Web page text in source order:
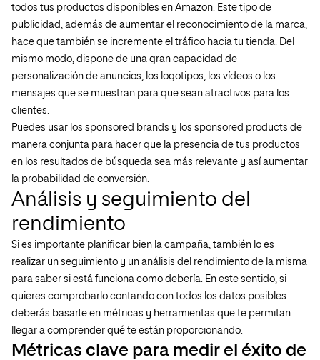
todos tus productos disponibles en Amazon. Este tipo de
publicidad, además de aumentar el reconocimiento de la marca,
hace que también se incremente el tráfico hacia tu tienda. Del
mismo modo, dispone de una gran capacidad de
personalización de anuncios, los logotipos, los vídeos o los
mensajes que se muestran para que sean atractivos para los
clientes.
Puedes usar los sponsored brands y los sponsored products de
manera conjunta para hacer que la presencia de tus productos
en los resultados de búsqueda sea más relevante y así aumentar
la probabilidad de conversión.
Análisis y seguimiento del
rendimiento
Si es importante planificar bien la campaña, también lo es
realizar un seguimiento y un análisis del rendimiento de la misma
para saber si está funciona como debería. En este sentido, si
quieres comprobarlo contando con todos los datos posibles
deberás basarte en métricas y herramientas que te permitan
llegar a comprender qué te están proporcionando.
Métricas clave para medir el éxito de